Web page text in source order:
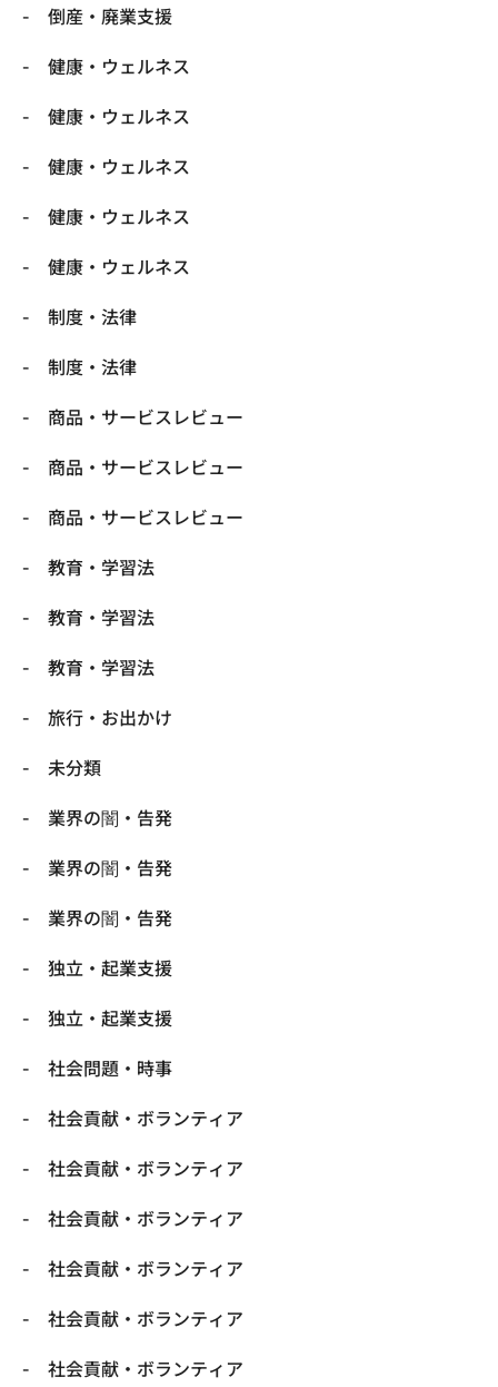
倒産・廃業支援
健康・ウェルネス
健康・ウェルネス
健康・ウェルネス
健康・ウェルネス
健康・ウェルネス
制度・法律
制度・法律
商品・サービスレビュー
商品・サービスレビュー
商品・サービスレビュー
教育・学習法
教育・学習法
教育・学習法
旅行・お出かけ
未分類
業界の闇・告発
業界の闇・告発
業界の闇・告発
独立・起業支援
独立・起業支援
社会問題・時事
社会貢献・ボランティア
社会貢献・ボランティア
社会貢献・ボランティア
社会貢献・ボランティア
社会貢献・ボランティア
社会貢献・ボランティア